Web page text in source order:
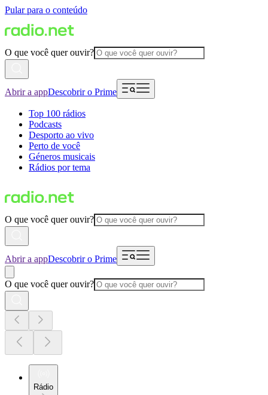
Pular para o conteúdo
O que você quer ouvir?
Abrir a appDescobrir o Prime
Top 100 rádios
Podcasts
Desporto ao vivo
Perto de você
Géneros musicais
Rádios por tema
O que você quer ouvir?
Abrir a appDescobrir o Prime
O que você quer ouvir?
Rádio